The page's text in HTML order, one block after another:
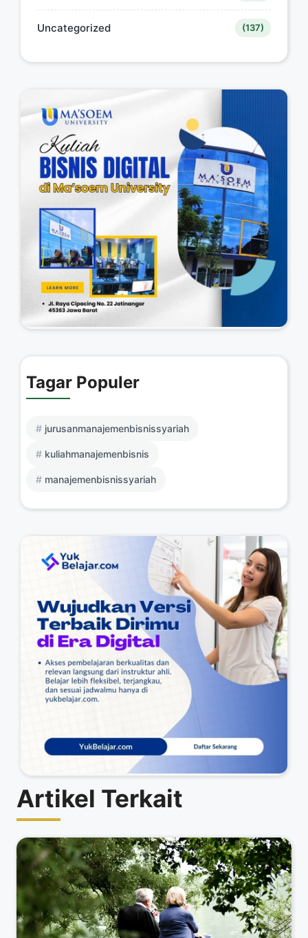
Uncategorized (137)
Tagar Populer
jurusanmanajemenbisnissyariah
kuliahmanajemenbisnis
manajemenbisnissyariah
Artikel Terkait